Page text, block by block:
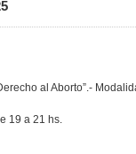
al Aborto”.-
19 a 21 hs.